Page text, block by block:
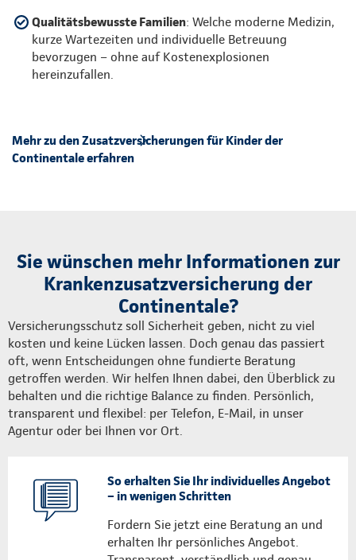
Qualitätsbewusste Familien: Welche moderne Medizin,
kurze Wartezeiten und individuelle Betreuung
bevorzugen – ohne auf Kostenexplosionen
hereinzufallen.
Mehr zu den Zusatzversicherungen für Kinder der
Continentale erfahren
Sie wünschen mehr Informationen zur
Krankenzusatzversicherung der
Continentale?
Versicherungsschutz soll Sicherheit geben, nicht zu viel
kosten und keine Lücken lassen. Doch genau das passiert
oft, wenn Entscheidungen ohne fundierte Beratung
getroffen werden. Wir helfen Ihnen dabei, den Überblick zu
behalten und die richtige Balance zu finden. Persönlich,
transparent und flexibel: per Telefon, E-Mail, in unser
Agentur oder bei Ihnen vor Ort.
So erhalten Sie Ihr individuelles Angebot
– in wenigen Schritten
Fordern Sie jetzt eine Beratung an und
erhalten Ihr persönliches Angebot.